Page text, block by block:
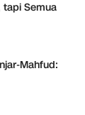
tapi Semua
Mahfud: